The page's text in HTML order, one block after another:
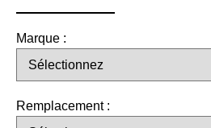
Marque :
Remplacement :